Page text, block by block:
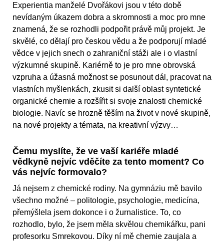
Experientia manželé Dvořákovi jsou v této době
nevídaným úkazem dobra a skromnosti a moc pro mne
znamená, že se rozhodli podpořit právě můj projekt. Je
skvělé, co dělají pro českou vědu a že podporují mladé
vědce v jejich snech o zahraniční stáži ale i o vlastní
výzkumné skupině. Kariérně to je pro mne obrovská
vzpruha a úžasná možnost se posunout dál, pracovat na
vlastních myšlenkách, zkusit si další oblast syntetické
organické chemie a rozšířit si svoje znalosti chemické
biologie. Navíc se hrozně těším na život v nové skupině,
na nové projekty a témata, na kreativní výzvy…
Čemu myslíte, že ve vaší kariéře mladé
vědkyně nejvíc vděčíte za tento moment? Co
vás nejvíc formovalo?
Já nejsem z chemické rodiny. Na gymnáziu mě bavilo
všechno možné – politologie, psychologie, medicína,
přemýšlela jsem dokonce i o žurnalistice. To, co
rozhodlo, bylo, že jsem měla skvělou chemikářku, pani
profesorku Smrekovou. Díky ní mě chemie zaujala a